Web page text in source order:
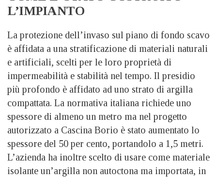
L’IMPIANTO
La protezione dell’invaso sul piano di fondo scavo
è affidata a una stratificazione di materiali naturali
e artificiali, scelti per le loro proprietà di
impermeabilità e stabilità nel tempo. Il presidio
più profondo è affidato ad uno strato di argilla
compattata. La normativa italiana richiede uno
spessore di almeno un metro ma nel progetto
autorizzato a Cascina Borio è stato aumentato lo
spessore del 50 per cento, portandolo a 1,5 metri.
L’azienda ha inoltre scelto di usare come materiale
isolante un’argilla non autoctona ma importata, in